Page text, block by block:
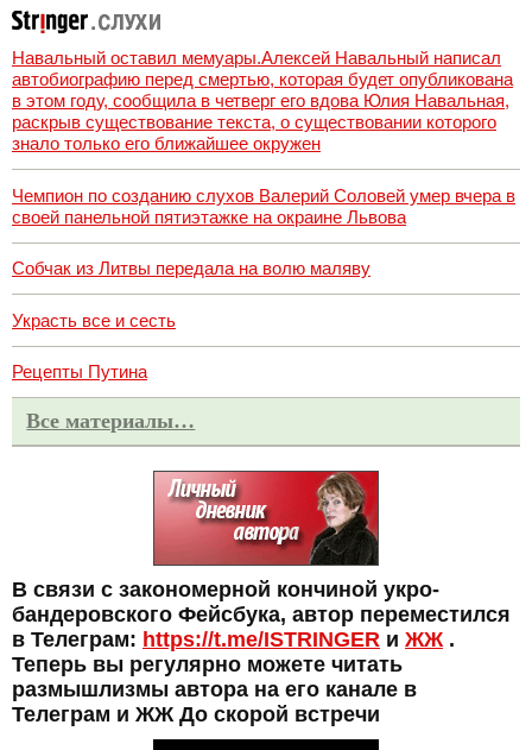
Навальный оставил мемуары.Алексей Навальный написал
автобиографию перед смертью, которая будет опубликована
в этом году, сообщила в четверг его вдова Юлия Навальная,
раскрыв существование текста, о существовании которого
знало только его ближайшее окружен
Чемпион по созданию слухов Валерий Соловей умер вчера в
своей панельной пятиэтажке на окраине Львова
Собчак из Литвы передала на волю маляву
Украсть все и сесть
Рецепты Путина
Все материалы…
В связи с закономерной кончиной укро-
бандеровского Фейсбука, автор переместился
в Телеграм: https://t.me/ISTRINGER и ЖЖ.
Теперь вы регулярно можете читать
размышлизмы автора на его канале в
Телеграм и ЖЖ До скорой встречи